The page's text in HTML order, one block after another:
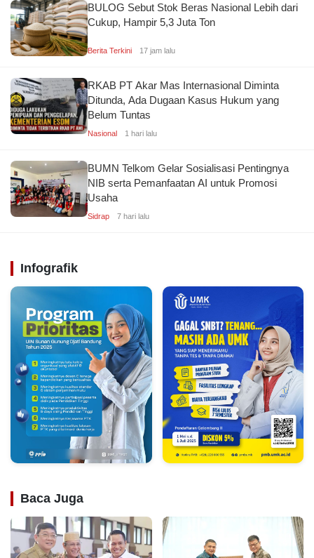
BULOG Sebut Stok Beras Nasional Lebih dari
Cukup, Hampir 5,3 Juta Ton
Berita Terkini 17 jam lalu
RKAB PT Akar Mas Internasional Diminta
Ditunda, Ada Dugaan Kasus Hukum yang
Belum Tuntas
Nasional 1 hari lalu
BUMN Telkom Gelar Sosialisasi Pentingnya
NIB serta Pemanfaatan AI untuk Promosi
Usaha
Sidrap 7 hari lalu
Infografik
Baca Juga